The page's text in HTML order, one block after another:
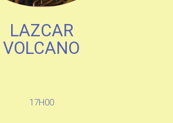
LAZCAR
VOLCANO
17H00